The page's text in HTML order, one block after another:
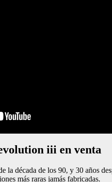
iii en venta
la década de los 90, y 30 años
más raras jamás fabricadas.